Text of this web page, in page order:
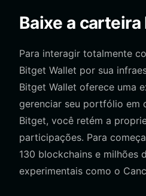
Baixe a
Para interagir totalmente
Bitget Wallet por sua
Bitget Wallet oferece uma
gerenciar seu portfólio em
Bitget, você retém a
participações. Para
130 blockchains e milhões
experimentais como o